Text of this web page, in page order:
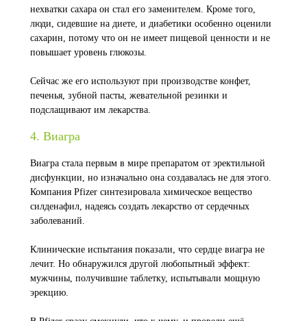
нехватки сахара он стал его заменителем. Кроме того,
люди, сидевшие на диете, и диабетики особенно оценили
сахарин, потому что он не имеет пищевой ценности и не
повышает уровень глюкозы.
Сейчас же его используют при производстве конфет,
печенья, зубной пасты, жевательной резинки и
подслащивают им лекарства.
4. Виагра
Виагра стала первым в мире препаратом от эректильной
дисфункции, но изначально она создавалась не для этого.
Компания Pfizer синтезировала химическое вещество
силденафил, надеясь создать лекарство от сердечных
заболеваний.
Клинические испытания показали, что сердце виагра не
лечит. Но обнаружился другой любопытный эффект:
мужчины, получившие таблетку, испытывали мощную
эрекцию.